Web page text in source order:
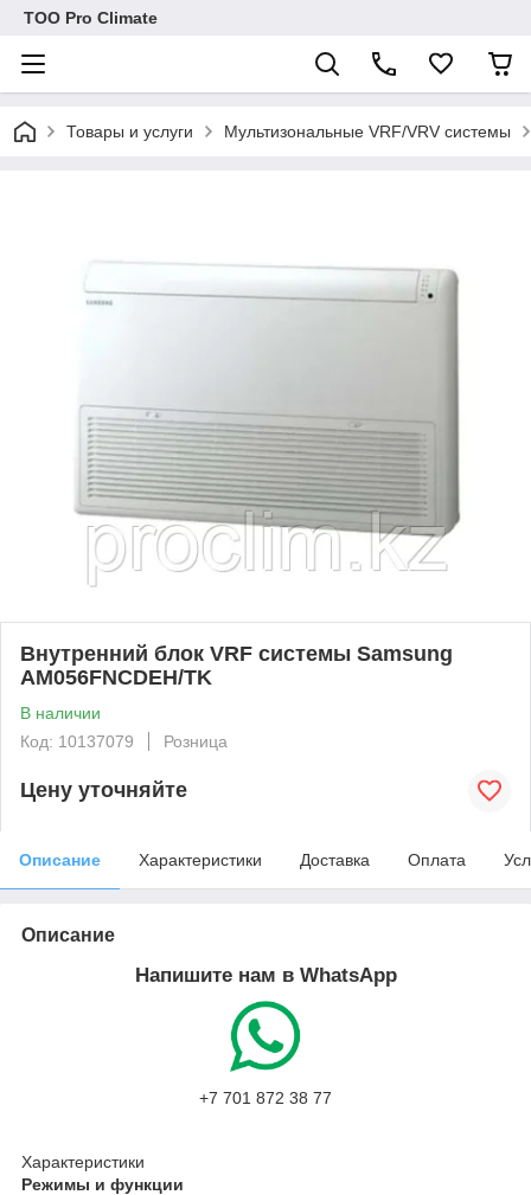
ТОО Pro Climate
Товары и услуги Мультизональные VRF/VRV системы
Внутренний блок VRF системы Samsung
AM056FNCDEH/TK
В наличии
Код: 10137079
Розница
Цену уточняйте
Описание Характеристики Доставка Оплата
Описание
Напишите нам в WhatsApp
+7 701 872 38 77
Характеристики
Режимы и функции